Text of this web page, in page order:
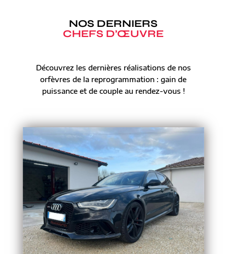
NOS DERNIERS
CHEFS D’ŒUVRE
Découvrez les dernières réalisations de nos
orfèvres de la reprogrammation : gain de
puissance et de couple au rendez-vous !